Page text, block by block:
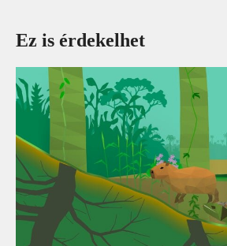
Ez is érdekelhet